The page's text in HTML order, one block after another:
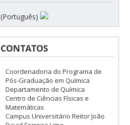
(Português)
CONTATOS
Coordenadoria do Programa de
Pós-Graduação em Química
Departamento de Química
Centro de Ciências Físicas e
Matemáticas
Campus Universitário Reitor João